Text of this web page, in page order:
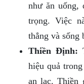
như ăn uống,
trọng. Việc
thẳng và sống
Thiền Định:
hiệu quả
an lạc. Thiền